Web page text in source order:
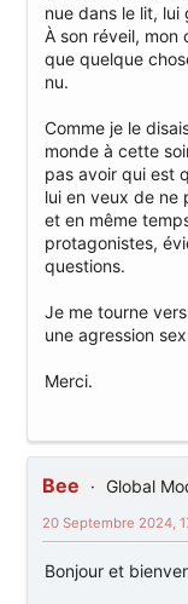
nue dans le lit,
À son réveil, mon
que quelque
nu.
Comme je le
monde à cette
pas avoir qui est
lui en veux de ne
et en même
protagonistes,
questions.
Je me tourne
une agression
Merci.
Bee Global
20 Septembre 2024,
Bonjour et